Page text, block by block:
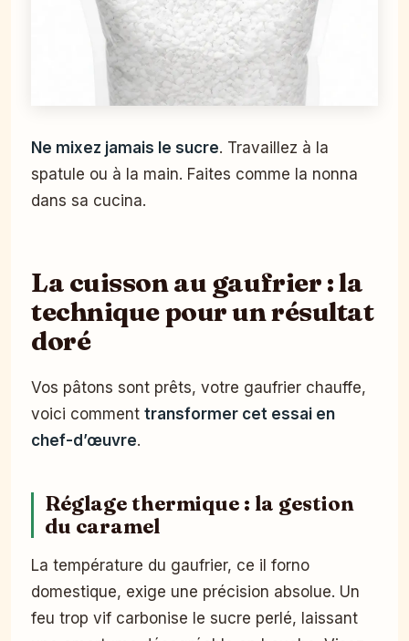
Ne mixez jamais le sucre. Travaillez à la
spatule ou à la main. Faites comme la nonna
dans sa cucina.
La cuisson au gaufrier : la
technique pour un résultat
doré
Vos pâtons sont prêts, votre gaufrier chauffe,
voici comment transformer cet essai en
chef-d’œuvre.
Réglage thermique : la gestion
du caramel
La température du gaufrier, ce il forno
domestique, exige une précision absolue. Un
feu trop vif carbonise le sucre perlé, laissant